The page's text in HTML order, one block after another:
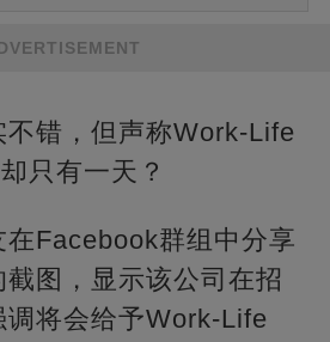
错，但声称Work-Life
只有一天？
Facebook群组中分享
图，显示该公司在招
将会给予Work-Life